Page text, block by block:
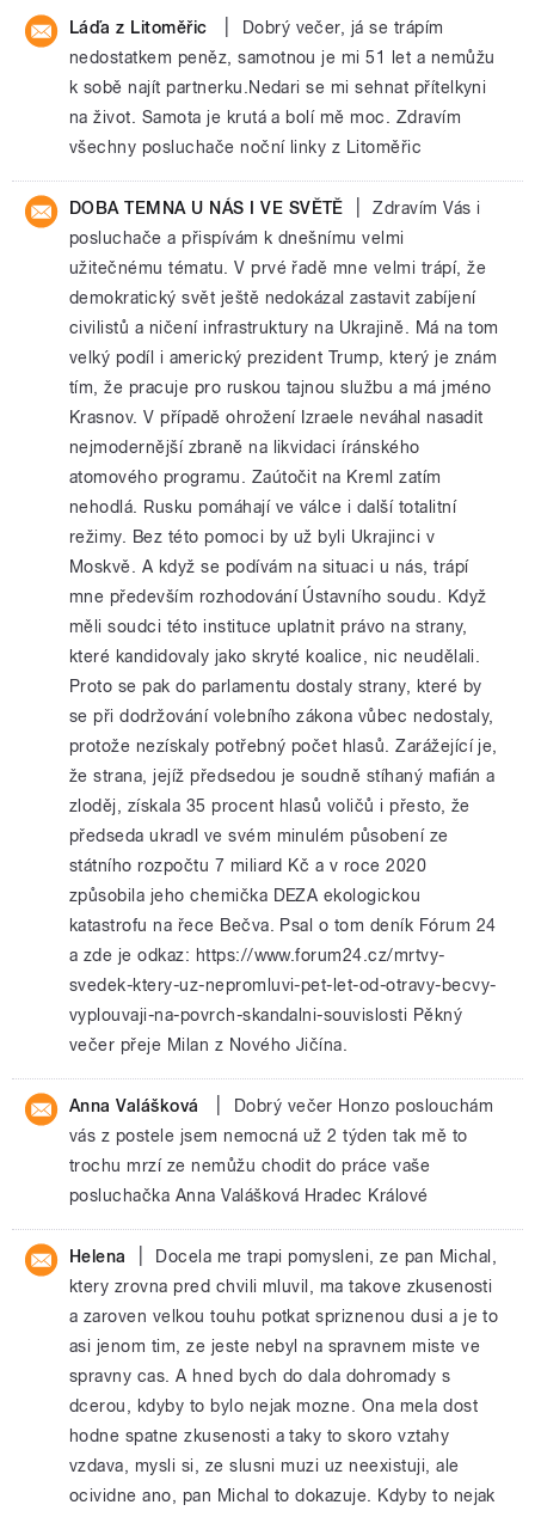
Láďa z Litoměřic
Dobrý večer, já se trápím
nedostatkem peněz, samotnou je mi 51 let a nemůžu
k sobě najít partnerku.Nedari se mi sehnat přítelkyni
na život. Samota je krutá a bolí mě moc. Zdravím
všechny posluchače noční linky z Litoměřic
DOBA TEMNA U NÁS I VE SVĚTĚ
Zdravím Vás i
posluchače a přispívám k dnešnímu velmi
užitečnému tématu. V prvé řadě mne velmi trápí, že
demokratický svět ještě nedokázal zastavit zabíjení
civilistů a ničení infrastruktury na Ukrajině. Má na tom
velký podíl i americký prezident Trump, který je znám
tím, že pracuje pro ruskou tajnou službu a má jméno
Krasnov. V případě ohrožení Izraele neváhal nasadit
nejmodernější zbraně na likvidaci íránského
atomového programu. Zaútočit na Kreml zatím
nehodlá. Rusku pomáhají ve válce i další totalitní
režimy. Bez této pomoci by už byli Ukrajinci v
Moskvě. A když se podívám na situaci u nás, trápí
mne především rozhodování Ústavního soudu. Když
měli soudci této instituce uplatnit právo na strany,
které kandidovaly jako skryté koalice, nic neudělali.
Proto se pak do parlamentu dostaly strany, které by
se při dodržování volebního zákona vůbec nedostaly,
protože nezískaly potřebný počet hlasů. Zarážející je,
že strana, jejíž předsedou je soudně stíhaný mafián a
zloděj, získala 35 procent hlasů voličů i přesto, že
předseda ukradl ve svém minulém působení ze
státního rozpočtu 7 miliard Kč a v roce 2020
způsobila jeho chemička DEZA ekologickou
katastrofu na řece Bečva. Psal o tom deník Fórum 24
a zde je odkaz: https://www.forum24.cz/mrtvy-
svedek-ktery-uz-nepromluvi-pet-let-od-otravy-becvy-
vyplouvaji-na-povrch-skandalni-souvislosti Pěkný
večer přeje Milan z Nového Jičína.
Anna Valášková
Dobrý večer Honzo poslouchám
vás z postele jsem nemocná už 2 týden tak mě to
trochu mrzí ze nemůžu chodit do práce vaše
posluchačka Anna Valášková Hradec Králové
Helena
Docela me trapi pomysleni, ze pan Michal,
ktery zrovna pred chvili mluvil, ma takove zkusenosti
a zaroven velkou touhu potkat spriznenou dusi a je to
asi jenom tim, ze jeste nebyl na spravnem miste ve
spravny cas. A hned bych do dala dohromady s
dcerou, kdyby to bylo nejak mozne. Ona mela dost
hodne spatne zkusenosti a taky to skoro vztahy
vzdava, mysli si, ze slusni muzi uz neexistuji, ale
ocividne ano, pan Michal to dokazuje. Kdyby to nejak